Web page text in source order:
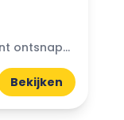
Stel je voor: een plek waar je kunt ontsnappen aan de drukte van het dagelijks leven en je onderdompelen in de schoonheid van de natuur. Bijzondere natuurparken in Nederland bieden...
Bekijken